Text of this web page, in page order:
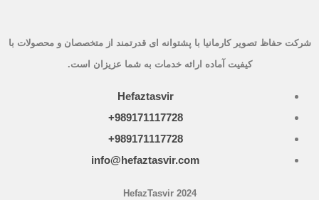
شرکت حفاظ تصویر کارمانیا با پشتوانه ای قدرتمند از متخصصان و محصولات با
کیفیت آماده ارائه خدمات به شما عزیزان است.
Hefaztasvir
989171117728+
989171117728+
info@hefaztasvir.com
HefazTasvir 2024